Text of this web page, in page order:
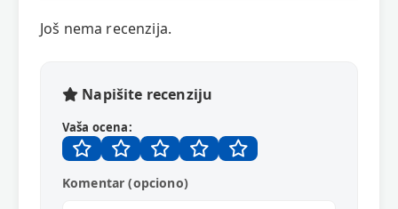
Još nema recenzija.
Napišite recenziju
Vaša ocena:
Komentar (opciono)